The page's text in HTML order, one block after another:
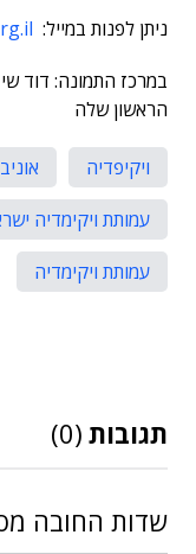
ניתן לפנות במייל:
במרכז התמונה: דוד
הראשון שלה
ויקיפדיה
עמותת ויקימדיה
עמותת ויקימדיה
תגובות (0)
שדות החובה